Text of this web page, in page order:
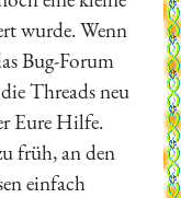
wurde. Wenn
Bug-Forum
Threads neu
Eure Hilfe.
früh, an den
einfach